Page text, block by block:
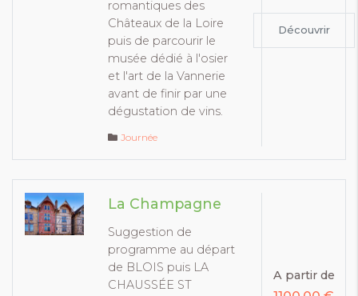
romantiques des
Châteaux de la Loire
puis de parcourir le
musée dédié à l'osier
et l'art de la Vannerie
avant de finir par une
dégustation de vins.
Journée
Découvrir
La Champagne
Suggestion de
programme au départ
de BLOIS puis LA
CHAUSSÉE ST
A partir de